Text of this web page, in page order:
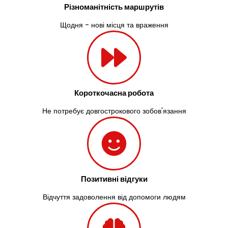
Різноманітність маршрутів
Щодня - нові місця та враження
Короткочасна робота
Не потребує довгострокового зобов'язання
Позитивні відгуки
Відчуття задоволення від допомоги людям